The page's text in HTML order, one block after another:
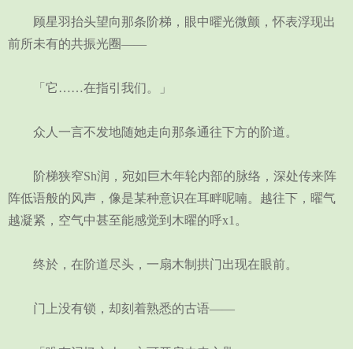
顾星羽抬头望向那条阶梯，眼中曜光微颤，怀表浮现出
前所未有的共振光圈——
「它……在指引我们。」
众人一言不发地随她走向那条通往下方的阶道。
阶梯狭窄Sh润，宛如巨木年轮内部的脉络，深处传来阵
阵低语般的风声，像是某种意识在耳畔呢喃。越往下，曜气
越凝紧，空气中甚至能感觉到木曜的呼x1。
终於，在阶道尽头，一扇木制拱门出现在眼前。
门上没有锁，却刻着熟悉的古语——